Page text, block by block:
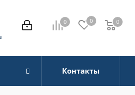
0 0 0
0
Контакты